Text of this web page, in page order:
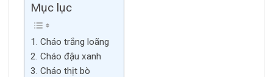
Mục lục
1. Cháo trắng loãng
2. Cháo đậu xanh
3. Cháo thịt bò